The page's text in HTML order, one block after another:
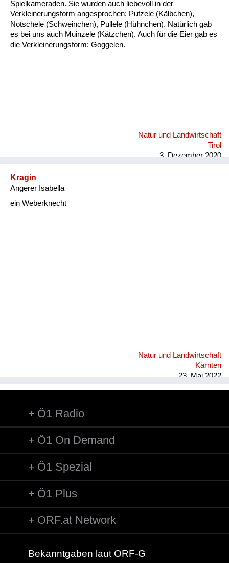
Spielkameraden. Sie wurden auch liebevoll in der
Verkleinerungsform angesprochen: Putzele (Kälbchen),
Notschele (Schweinchen), Pullele (Hühnchen). Natürlich gab
es bei uns auch Muinzele (Kätzchen). Auch für die Eier gab es
die Verkleinerungsform: Goggelen.
Natur und Landwirtschaft
Tirol
3. Dezember 2020
Kragin
Angerer Isabella
ein Weberknecht
Natur und Landwirtschaft
Kärnten
23. Mai 2022
Ö1 Radio
Ö1 On Demand
Ö1 Spezial
Ö1 Plus
ORF.at Network
Bekanntgaben laut ORF-G